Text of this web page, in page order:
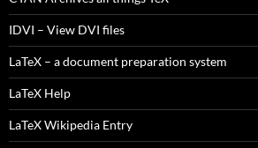
IDVI – View DVI files
LaTeX – a document preparation system
LaTeX Help
LaTeX Wikipedia Entry